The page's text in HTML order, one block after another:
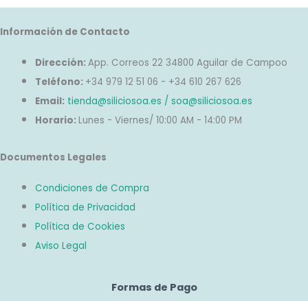
Información de Contacto
Dirección: App. Correos 22 34800 Aguilar de Campoo
Teléfono: +34 979 12 51 06 - +34 610 267 626
Email: tienda@siliciosoa.es / soa@siliciosoa.es
Horario: Lunes - Viernes/ 10:00 AM - 14:00 PM
Documentos Legales
Condiciones de Compra
Política de Privacidad
Política de Cookies
Aviso Legal
Formas de Pago